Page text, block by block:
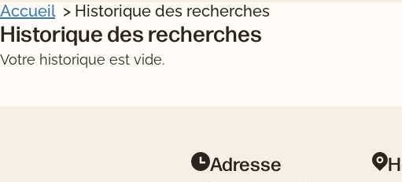
Accueil Historique des recherches
Historique des recherches
Votre historique est vide.
Informations pratiques
Adresse